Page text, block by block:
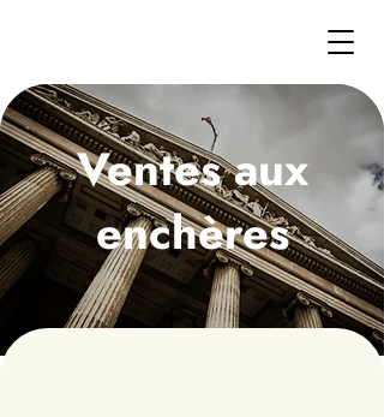
Ventes aux
enchères